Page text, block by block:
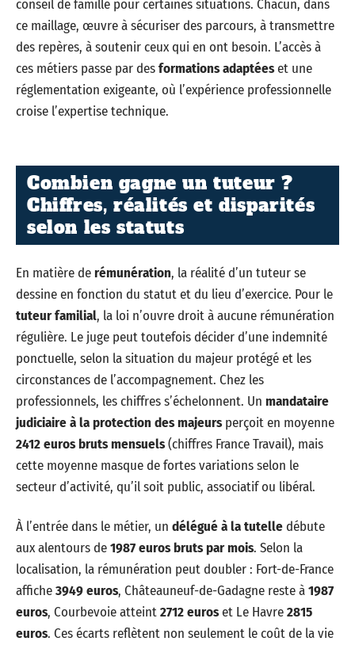
conseil de famille pour certaines situations. Chacun, dans
ce maillage, œuvre à sécuriser des parcours, à transmettre
des repères, à soutenir ceux qui en ont besoin. L’accès à
ces métiers passe par desformations adaptéeset une
réglementation exigeante, où l’expérience professionnelle
croise l’expertise technique.
Combien gagne un tuteur ?
Chiffres, réalités et disparités
selon les statuts
En matière derémunération, la réalité d’un tuteur se
dessine en fonction du statut et du lieu d’exercice. Pour le
tuteur familial, la loi n’ouvre droit à aucune rémunération
régulière. Le juge peut toutefois décider d’une indemnité
ponctuelle, selon la situation du majeur protégé et les
circonstances de l’accompagnement. Chez les
professionnels, les chiffres s’échelonnent. Un mandataire
judiciaire à la protection des majeursperçoit en moyenne
2412 euros bruts mensuels(chiffres France Travail), mais
cette moyenne masque de fortes variations selon le
secteur d’activité, qu’il soit public, associatif ou libéral.
À l’entrée dans le métier, un délégué à la tutelledébute
aux alentours de1987 euros bruts par mois. Selon la
localisation, la rémunération peut doubler : Fort-de-France
affiche3949 euros, Châteauneuf-de-Gadagne reste à1987
euros, Courbevoie atteint2712 euroset Le Havre2815
euros. Ces écarts reflètent non seulement le coût de la vie